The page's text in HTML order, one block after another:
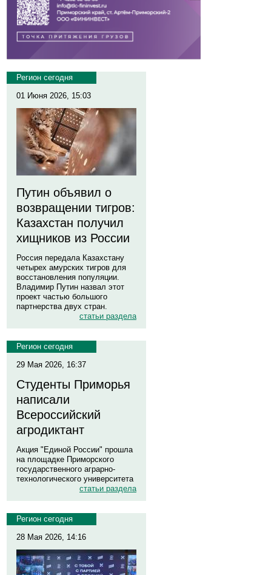
Регион сегодня
01 Июня 2026, 15:03
Путин объявил о
возвращении тигров:
Казахстан получил
хищников из России
Россия передала Казахстану
четырех амурских тигров для
восстановления популяции.
Владимир Путин назвал этот
проект частью большого
партнерства двух стран.
статьи раздела
Регион сегодня
29 Мая 2026, 16:37
Студенты Приморья
написали
Всероссийский
агродиктант
Акция "Единой России" прошла
на площадке Приморского
государственного аграрно-
технологического университета
статьи раздела
Регион сегодня
28 Мая 2026, 14:16